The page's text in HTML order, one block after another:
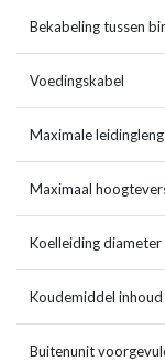
Bekabeling tussen
Voedingskabel
Maximale
Maximaal
Koelleiding diameter
Koudemiddel inhoud
Buitenunit